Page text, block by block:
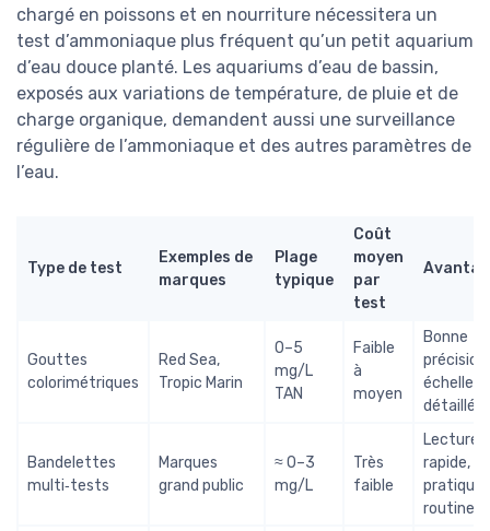
chargé en poissons et en nourriture nécessitera un
test d’ammoniaque plus fréquent qu’un petit aquarium
d’eau douce planté. Les aquariums d’eau de bassin,
exposés aux variations de température, de pluie et de
charge organique, demandent aussi une surveillance
régulière de l’ammoniaque et des autres paramètres de
l’eau.
Type de test
Exemples de
marques
Plage
typique
Coût
moyen
par
test
Gouttes
colorimétriques
Red Sea,
Tropic Marin
0–5
mg/L
TAN
Faible
à
moyen
Bonne
précision,
échelle
détaillée
Bandelettes
multi‑tests
Marques
grand public
≈ 0–3
mg/L
Très
faible
Lecture
rapide,
pratique
routine